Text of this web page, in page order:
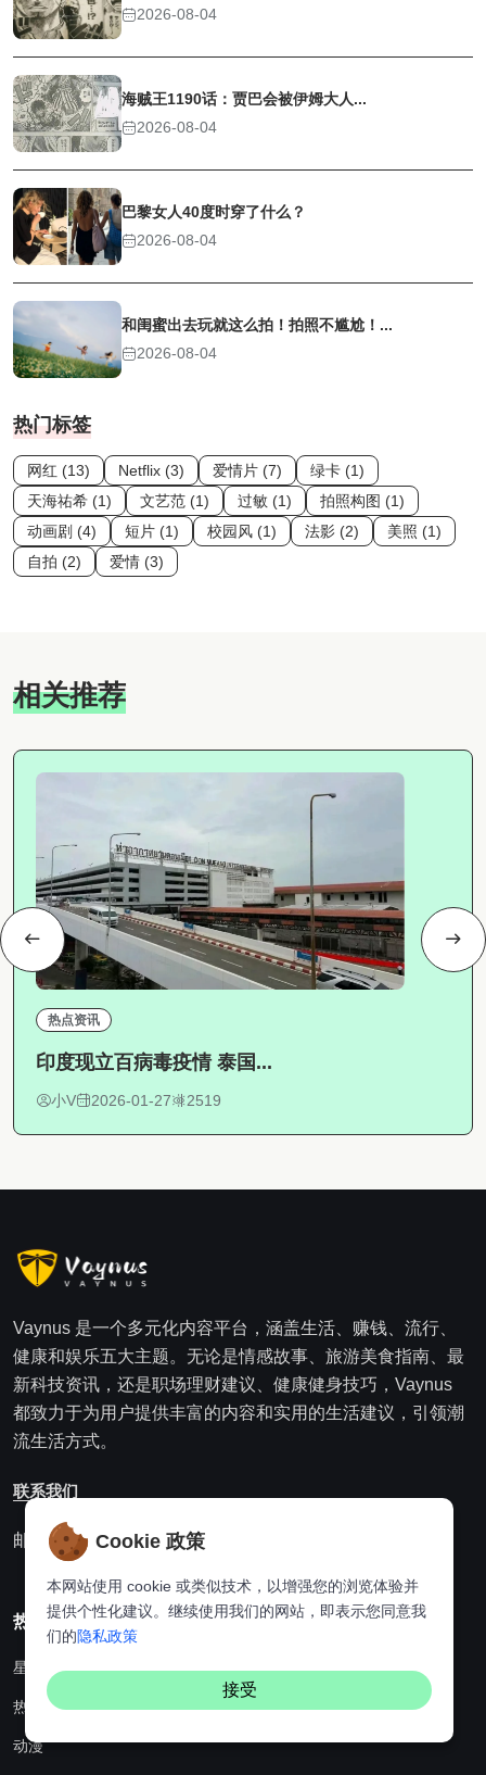
2026-08-04
海贼王1190话：贾巴会被伊姆大人...
2026-08-04
巴黎女人40度时穿了什么？
2026-08-04
和闺蜜出去玩就这么拍！拍照不尴尬！...
2026-08-04
热门标签
网红 (13) Netflix (3) 爱情片 (7)
绿卡 (1)
天海祐希 (1)
文艺范 (1) 过敏 (1)
拍照构图 (1)
动画剧 (4)
短片 (1) 校园风 (1) 法影 (2)
美照 (1)
自拍 (2)
爱情 (3)
相关推荐
热点资讯
印度现立百病毒疫情 泰国...
小V 2026-01-27 2519
Vaynus 是一个多元化内容平台，涵盖生活、赚钱、流行、
健康和娱乐五大主题。无论是情感故事、旅游美食指南、最
新科技资讯，还是职场理财建议、健康健身技巧，Vaynus
都致力于为用户提供丰富的内容和实用的生活建议，引领潮
流生活方式。
联系我们
邮箱：websitebuildingking@gmail.com
热门分类
星座
热点资讯
动漫
Cookie 政策
本网站使用 cookie 或类似技术，以增强您的浏览体验并
提供个性化建议。继续使用我们的网站，即表示您同意我
们的隐私政策
接受